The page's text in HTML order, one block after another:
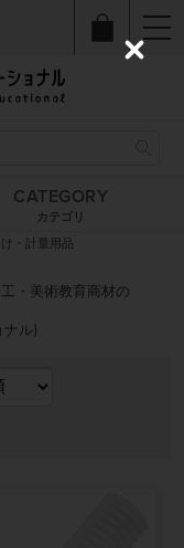
CATEGORY
カテゴリ
・計量用品
・美術教育商材の
ル)
C